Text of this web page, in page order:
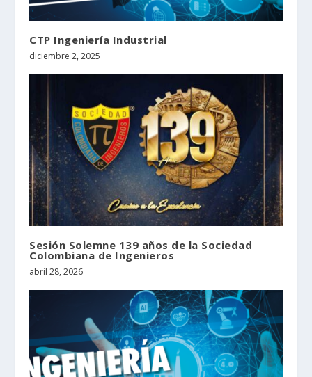
CTP Ingeniería Industrial
diciembre 2, 2025
Sesión Solemne 139 años de la Sociedad
Colombiana de Ingenieros
abril 28, 2026